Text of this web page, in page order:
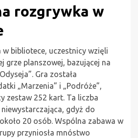
rozgrywka w
bibliotece, uczestnicy wzięli
grze planszowej, bazującej na
Gra została
„Marzenia” i „Podróże”,
zestaw 252 kart. Ta liczba
niewystarczająca, gdyż do
20 osób. Wspólna zabawa w
przyniosła mnóstwo